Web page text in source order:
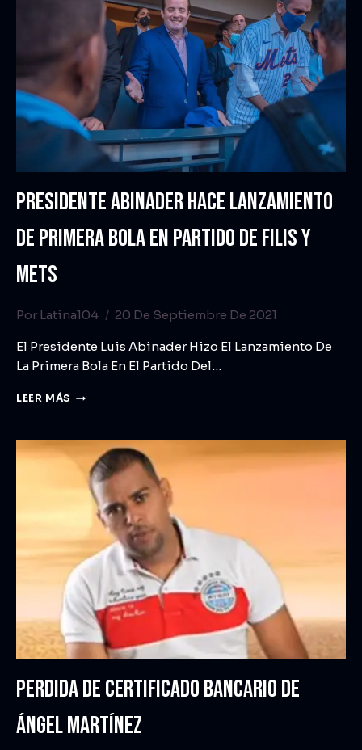
PRESIDENTE ABINADER HACE LANZAMIENTO
DE PRIMERA BOLA EN PARTIDO DE FILIS Y
METS
Por Latina104 20 De Septiembre De 2021
El Presidente Luis Abinader Hizo El Lanzamiento De
La Primera Bola En El Partido Del…
LEER MÁS
PERDIDA DE CERTIFICADO BANCARIO DE
ÁNGEL MARTÍNEZ